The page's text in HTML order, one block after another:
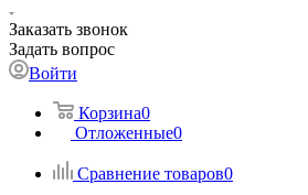
Заказать звонок
Задать вопрос
Войти
Корзина0
Отложенные0
Сравнение товаров0